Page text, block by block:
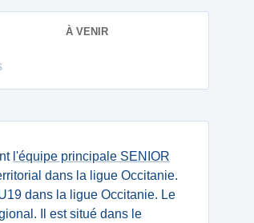
À VENIR
l'équipe principale SENIOR
dans la ligue Occitanie.
dans la ligue Occitanie. Le
Il est situé dans le